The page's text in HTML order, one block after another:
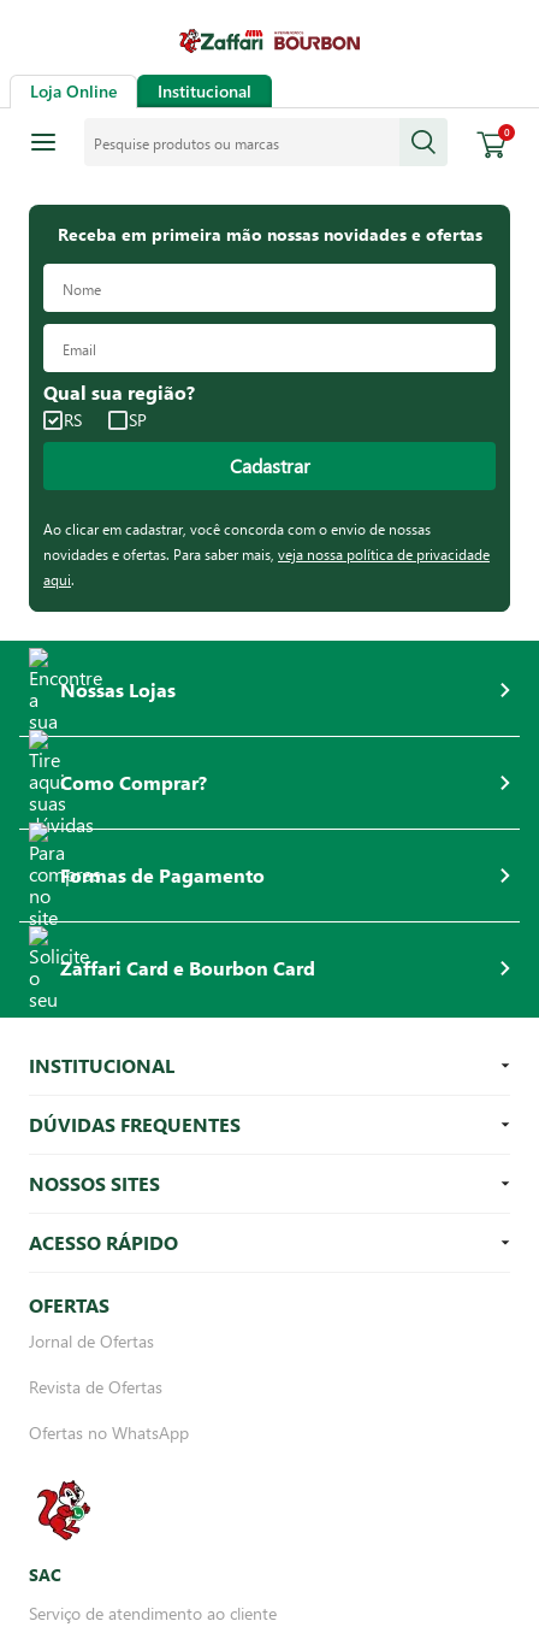
Loja Online Institucional
0
Receba em primeira mão nossas novidades e ofertas
Qual sua região?
RS SP
Cadastrar
Ao clicar em cadastrar, você concorda com o envio de nossas
novidades e ofertas. Para saber mais, veja nossa política de privacidade
aqui.
Nossas Lojas
Como Comprar?
Formas de Pagamento
Zaffari Card e Bourbon Card
INSTITUCIONAL
DÚVIDAS FREQUENTES
NOSSOS SITES
ACESSO RÁPIDO
OFERTAS
Jornal de Ofertas
Revista de Ofertas
Ofertas no WhatsApp
SAC
Serviço de atendimento ao cliente